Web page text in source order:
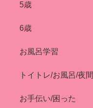
5歳
6歳
お風呂学習
トイトレ/お風呂/夜間
お手伝い/困った